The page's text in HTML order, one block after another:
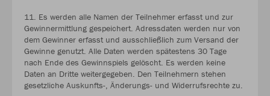
11. Es werden alle Namen der Teilnehmer erfasst und zur
Gewinnermittlung gespeichert. Adressdaten werden nur von
dem Gewinner erfasst und ausschließlich zum Versand der
Gewinne genutzt. Alle Daten werden spätestens 30 Tage
nach Ende des Gewinnspiels gelöscht. Es werden keine
Daten an Dritte weitergegeben. Den Teilnehmern stehen
gesetzliche Auskunfts-, Änderungs- und Widerrufsrechte zu.